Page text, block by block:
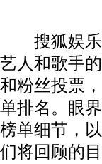
搜狐娱乐
艺人和歌手
和粉丝投票
单排名。眼
榜单细节，
们将回顾的